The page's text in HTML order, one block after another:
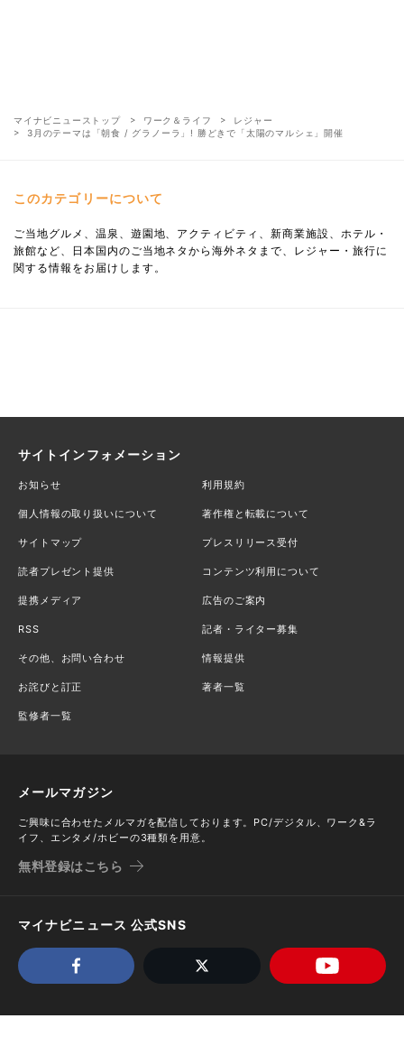
マイナビニューストップ ワーク＆ライフ
レジャー
3月のテーマは「朝食 / グラノーラ」! 勝どきで「太陽のマルシェ」開催
このカテゴリーについて
ご当地グルメ、温泉、遊園地、アクティビティ、新商業施設、ホテル・
旅館など、日本国内のご当地ネタから海外ネタまで、レジャー・旅行に
関する情報をお届けします。
サイトインフォメーション
お知らせ 利用規約
個人情報の取り扱いについて 著作権と転載について
サイトマップ プレスリリース受付
読者プレゼント提供 コンテンツ利用について
提携メディア 広告のご案内
RSS 記者・ライター募集
その他、お問い合わせ 情報提供
お詫びと訂正 著者一覧
監修者一覧
メールマガジン
ご興味に合わせたメルマガを配信しております。PC/デジタル、ワーク&ラ
イフ、エンタメ/ホビーの3種類を用意。
無料登録はこちら
マイナビニュース 公式SNS